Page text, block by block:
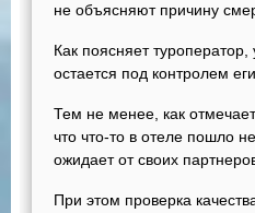
не объясняют причину
Как поясняет
остается под контролем
Тем не менее, как
что что-то в отеле пошло
ожидает от своих
При этом проверка